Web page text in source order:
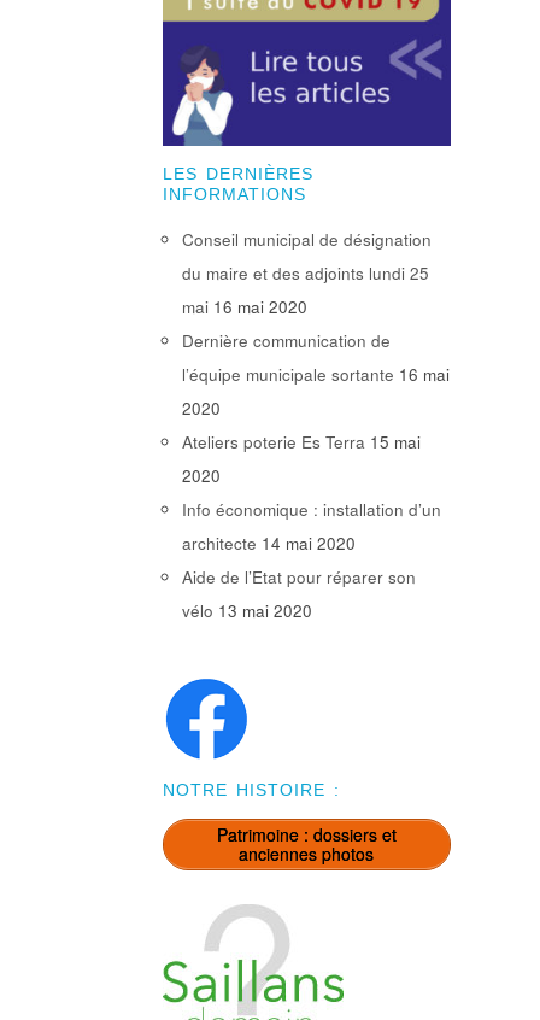
LES DERNIÈRES
INFORMATIONS
Conseil municipal de désignation
du maire et des adjoints lundi 25
mai 16 mai 2020
Dernière communication de
l’équipe municipale sortante 16 mai
2020
Ateliers poterie Es Terra 15 mai
2020
Info économique : installation d’un
architecte 14 mai 2020
Aide de l’Etat pour réparer son
vélo 13 mai 2020
NOTRE HISTOIRE :
Patrimoine : dossiers et
anciennes photos